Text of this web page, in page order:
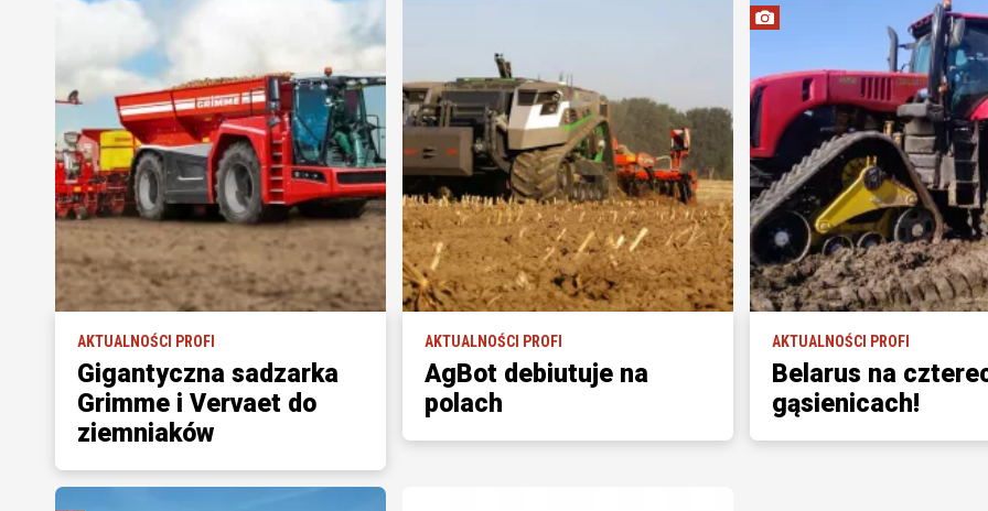
AKTUALNOŚCI PROFI
Gigantyczna sadzarka
Grimme i Vervaet do
ziemniaków
AKTUALNOŚCI PROFI
AgBot debiutuje na
polach
AKTUALNOŚCI PROFI
Belarus na
gąsienicach!